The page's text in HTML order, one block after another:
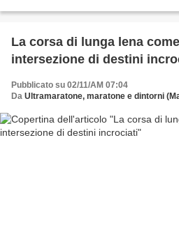
La corsa di lunga lena
intersezione di destini
Pubblicato su 02/11/AM 07:04
Da Ultramaratone, maratone e dintorni